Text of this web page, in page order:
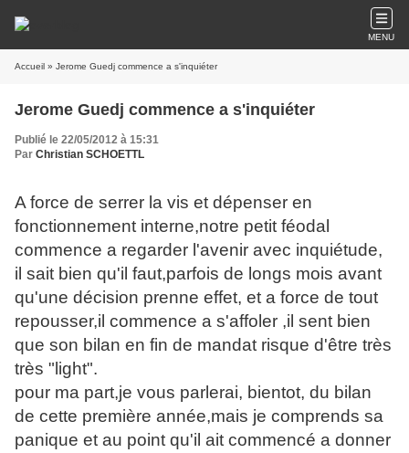
MENU
Accueil » Jerome Guedj commence a s'inquiéter
Jerome Guedj commence a s'inquiéter
Publié le 22/05/2012 à 15:31
Par Christian SCHOETTL
A force de serrer la vis et dépenser en
fonctionnement interne,notre petit féodal
commence a regarder l'avenir avec inquiétude,
il sait bien qu'il faut,parfois de longs mois avant
qu'une décision prenne effet, et a force de tout
repousser,il commence a s'affoler ,il sent bien
que son bilan en fin de mandat risque d'être très
très "light".
pour ma part,je vous parlerai, bientot, du bilan
de cette première année,mais je comprends sa
panique et au point qu'il ait commencé a donner